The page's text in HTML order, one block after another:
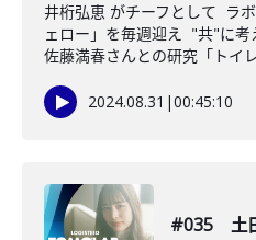
井桁弘恵 がチーフとして ラ
ェロー」を毎週迎え "共"に
佐藤満春さんとの研究「トイ
2024.08.31 |00:45:10
#035 土